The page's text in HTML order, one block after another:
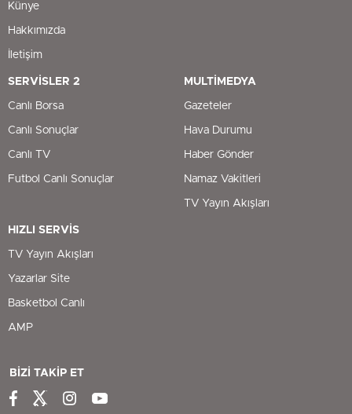
Künye
Hakkımızda
İletişim
SERVİSLER 2
Canlı Borsa
Canlı Sonuçlar
Canlı TV
Futbol Canlı Sonuçlar
MULTİMEDYA
Gazeteler
Hava Durumu
Haber Gönder
Namaz Vakitleri
TV Yayın Akışları
HIZLI SERVİS
TV Yayın Akışları
Yazarlar Site
Basketbol Canlı
AMP
BİZİ TAKİP ET